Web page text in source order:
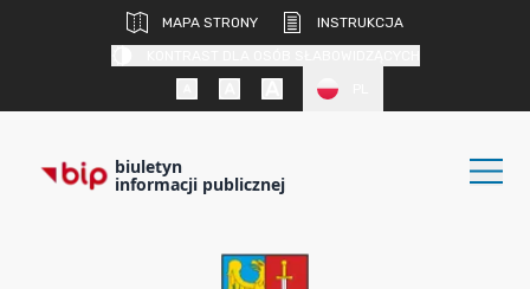
MAPA STRONY
INSTRUKCJA
biuletyn
informacji publicznej